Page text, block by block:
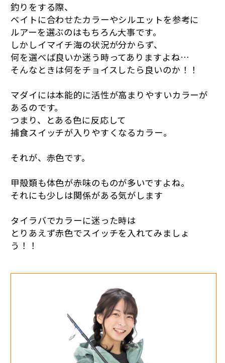
釣りをする際、
ベイトに合わせたカラーやシルエットを参考に
ルアーを選ぶのはもちろん大事です。
しかしイマイチ海の状況が分からず、
何を選べば良いか迷う時ってありますよね…
そんなときは何をチョイスしたら良いのか！！
マダイには本能的に活性が高まりやすいカラーが
あるのです。
つまり、とある色に反応して
捕食スイッチが入りやすくなるカラー。
それが、赤色です。
甲殻類も体色が赤味のものが多いですよね。
それにも少しは関係がある気がします
タイラバでカラーに迷った時は
とりあえず赤色でスイッチを入れてみましょ
う！！